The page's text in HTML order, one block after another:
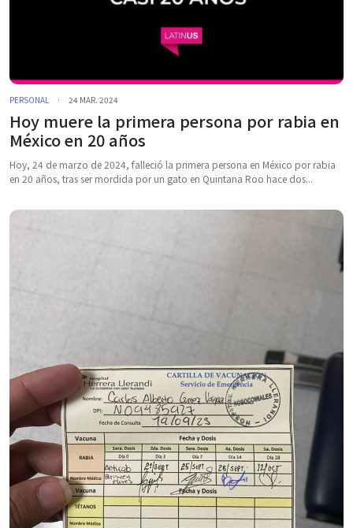
PERSONAL · 24 MAR. 2024
Hoy muere la primera persona por rabia en
México en 20 años
Hoy, 24 de marzo de 2024, falleció la primera persona en México por rabia
en 20 años, tras ser mordida por un gato en Quintana Roo hace dos...